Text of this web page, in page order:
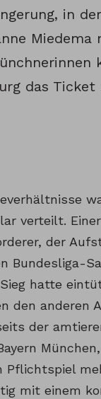
in
das
verteilt.
der
Bundesliga-
hatte
den anderen
der
Pflichtspiel
mit einem